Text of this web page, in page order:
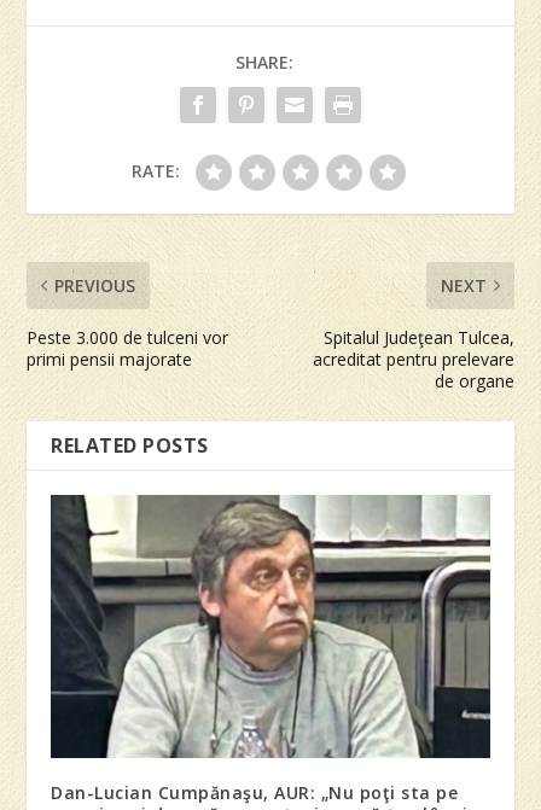
SHARE:
RATE:
PREVIOUS
Peste 3.000 de tulceni vor
primi pensii majorate
NEXT
Spitalul Judeţean Tulcea,
acreditat pentru prelevare
de organe
RELATED POSTS
Dan-Lucian Cumpănaşu, AUR: „Nu poţi sta pe